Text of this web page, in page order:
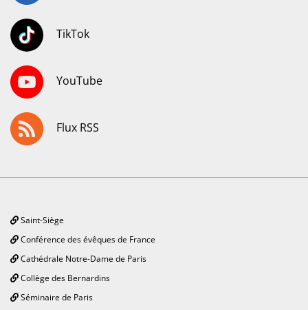
TikTok
YouTube
Flux RSS
Saint-Siège
Conférence des évêques de France
Cathédrale Notre-Dame de Paris
Collège des Bernardins
Séminaire de Paris